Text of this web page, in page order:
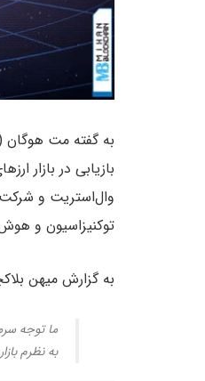
بازیابی در بازار
وال‌استریت و
توکنیزاسیون و
به گزارش میهن
به نظرم